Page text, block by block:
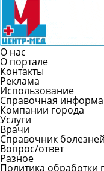
О нас
О портале
Контакты
Реклама
Использование
Справочная
Компании города
Услуги
Врачи
Справочник болезней
Вопрос/ответ
Разное
Политика обработки